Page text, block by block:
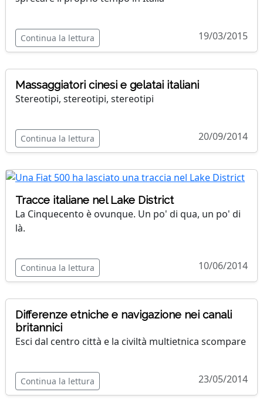
Continua la lettura 19/03/2015
Massaggiatori cinesi e gelatai italiani
Stereotipi, stereotipi, stereotipi
Continua la lettura 20/09/2014
Tracce italiane nel Lake District
La Cinquecento è ovunque. Un po' di qua, un po' di
là.
Continua la lettura 10/06/2014
Differenze etniche e navigazione nei canali
britannici
Esci dal centro città e la civiltà multietnica scompare
Continua la lettura 23/05/2014